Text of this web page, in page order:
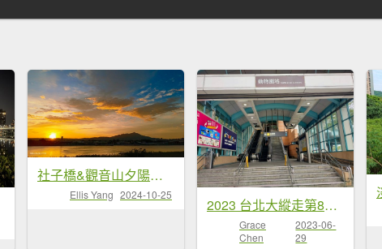
社子橋&觀音山夕陽火燒雲10/25
Ellis Yang 2024-10-25
2023 台北大縱走第8段（動物園站~關渡站）
Grace
Chen
2023-06-
29